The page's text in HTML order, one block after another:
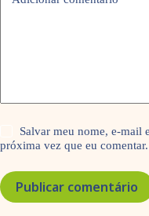
Salvar meu nome, e-mail
próxima vez que eu comentar.
Publicar comentário